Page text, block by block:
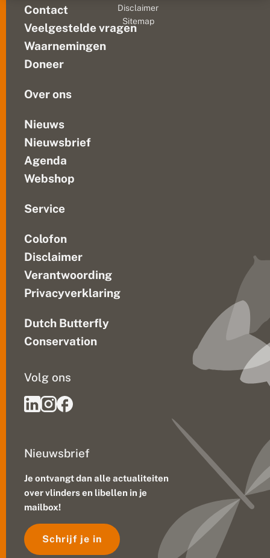
dwerglangsprietmot.
Half
mei
een
Contact
Veelgestelde vragen
Waarnemingen
Doneer
Over ons
Nieuws
Nieuwsbrief
Agenda
Webshop
Service
Colofon
Disclaimer
Verantwoording
Privacyverklaring
Dutch Butterfly
Conservation
Nieuwsbrief
Je ontvangt dan alle actualiteiten
over vlinders en libellen in je
mailbox!
Schrijf je in
Volg ons
Disclaimer
Sitemap